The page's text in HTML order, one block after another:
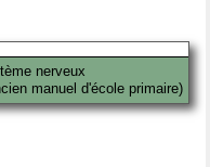
nerveux
manuel d'école primaire)